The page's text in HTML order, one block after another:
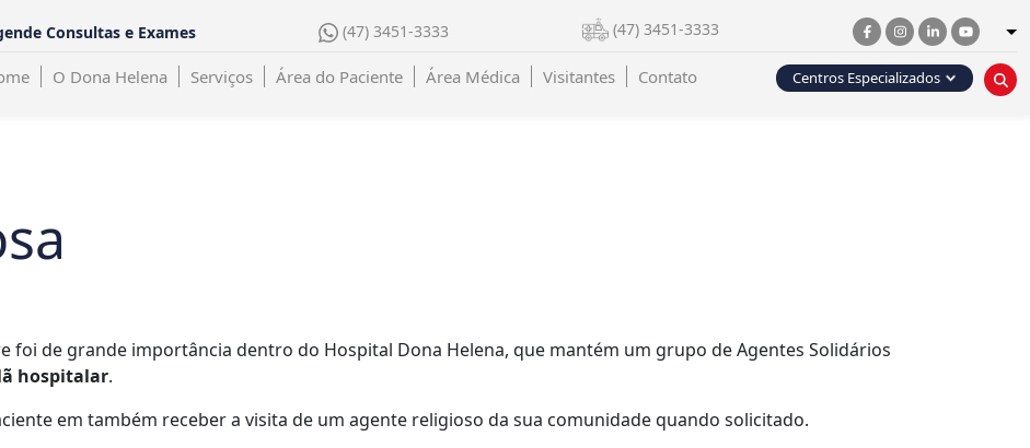
Consultas e Exames (47) 3451-3333 (47) 3451-3333
O Dona Helena Serviços Área do Paciente Área Médica Visitantes Contato Centros Especializados
foi de grande importância dentro do Hospital Dona Helena, que mantém um grupo de Agentes Solidários
hospitalar.
em também receber a visita de um agente religioso da sua comunidade quando solicitado.